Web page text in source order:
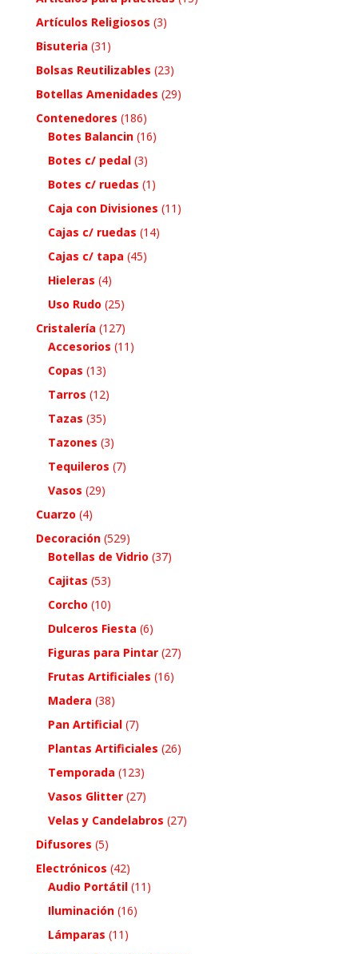
Artículos Religiosos (3)
Bisuteria (31)
Bolsas Reutilizables (23)
Botellas Amenidades (29)
Contenedores (186)
Botes Balancin (16)
Botes c/ pedal (3)
Botes c/ ruedas (1)
Caja con Divisiones (11)
Cajas c/ ruedas (14)
Cajas c/ tapa (45)
Hieleras (4)
Uso Rudo (25)
Cristalería (127)
Accesorios (11)
Copas (13)
Tarros (12)
Tazas (35)
Tazones (3)
Tequileros (7)
Vasos (29)
Cuarzo (4)
Decoración (529)
Botellas de Vidrio (37)
Cajitas (53)
Corcho (10)
Dulceros Fiesta (6)
Figuras para Pintar (27)
Frutas Artificiales (16)
Madera (38)
Pan Artificial (7)
Plantas Artificiales (26)
Temporada (123)
Vasos Glitter (27)
Velas y Candelabros (27)
Difusores (5)
Electrónicos (42)
Audio Portátil (11)
Iluminación (16)
Lámparas (11)